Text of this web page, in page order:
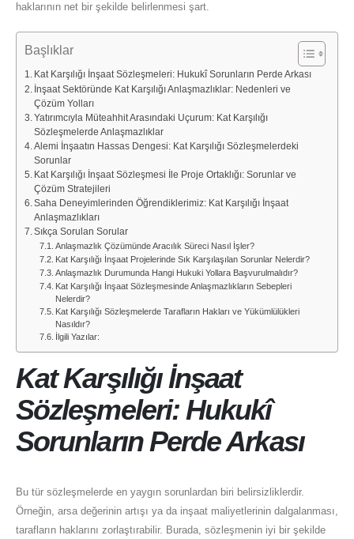
haklarının net bir şekilde belirlenmesi şart.
Başlıklar
Kat Karşılığı İnşaat Sözleşmeleri: Hukukî Sorunların Perde Arkası
İnşaat Sektöründe Kat Karşılığı Anlaşmazlıklar: Nedenleri ve
Çözüm Yolları
Yatırımcıyla Müteahhit Arasındaki Uçurum: Kat Karşılığı
Sözleşmelerde Anlaşmazlıklar
Alemi İnşaatın Hassas Dengesi: Kat Karşılığı Sözleşmelerdeki
Sorunlar
Kat Karşılığı İnşaat Sözleşmesi İle Proje Ortaklığı: Sorunlar ve
Çözüm Stratejileri
Saha Deneyimlerinden Öğrendiklerimiz: Kat Karşılığı İnşaat
Anlaşmazlıkları
Sıkça Sorulan Sorular
Anlaşmazlık Çözümünde Aracılık Süreci Nasıl İşler?
Kat Karşılığı İnşaat Projelerinde Sık Karşılaşılan Sorunlar Nelerdir?
Anlaşmazlık Durumunda Hangi Hukuki Yollara Başvurulmalıdır?
Kat Karşılığı İnşaat Sözleşmesinde Anlaşmazlıkların Sebepleri
Nelerdir?
Kat Karşılığı Sözleşmelerde Tarafların Hakları ve Yükümlülükleri
Nasıldır?
İlgili Yazılar:
Kat Karşılığı İnşaat
Sözleşmeleri: Hukukî
Sorunların Perde Arkası
Bu tür sözleşmelerde en yaygın sorunlardan biri belirsizliklerdir.
Örneğin, arsa değerinin artışı ya da inşaat maliyetlerinin dalgalanması,
tarafların haklarını zorlaştırabilir. Burada, sözleşmenin iyi bir şekilde